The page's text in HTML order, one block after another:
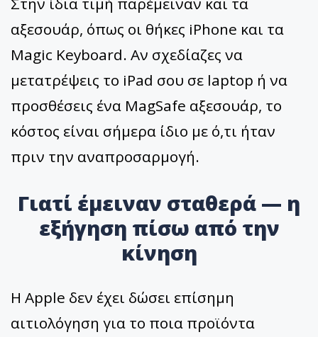
αξεσουάρ, όπως οι θήκες iPhone και τα
Magic Keyboard. Αν σχεδίαζες να
μετατρέψεις το iPad σου σε laptop ή να
προσθέσεις ένα MagSafe αξεσουάρ, το
κόστος είναι σήμερα ίδιο με ό,τι ήταν
πριν την αναπροσαρμογή.
Γιατί έμειναν σταθερά — η
εξήγηση πίσω από την
κίνηση
Η Apple δεν έχει δώσει επίσημη
αιτιολόγηση για το ποια προϊόντα